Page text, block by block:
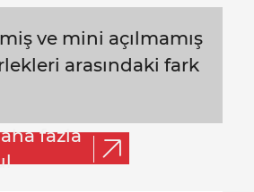
ve mini açılmamış
arasındaki fark
fazla